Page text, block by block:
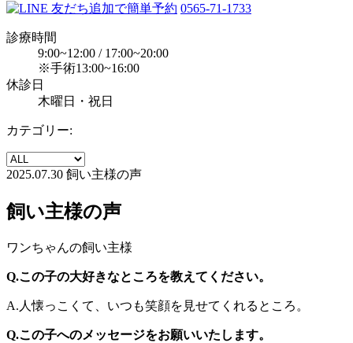
0565-71-1733
診療時間
9:00~12:00 / 17:00~20:00
※手術13:00~16:00
休診日
木曜日・祝日
カテゴリー:
2025.07.30 飼い主様の声
飼い主様の声
ワンちゃんの飼い主様
Q.この子の大好きなところを教えてください。
A.人懐っこくて、いつも笑顔を見せてくれるところ。
Q.この子へのメッセージをお願いいたします。